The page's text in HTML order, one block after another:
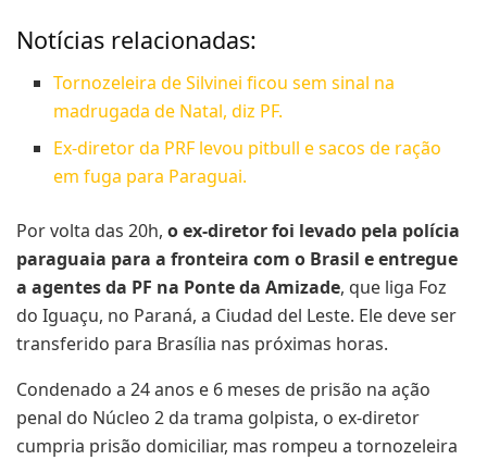
Notícias relacionadas:
Tornozeleira de Silvinei ficou sem sinal na
madrugada de Natal, diz PF.
Ex-diretor da PRF levou pitbull e sacos de ração
em fuga para Paraguai.
Por volta das 20h, o ex-diretor foi levado pela polícia
paraguaia para a fronteira com o Brasil e entregue
a agentes da PF na Ponte da Amizade, que liga Foz
do Iguaçu, no Paraná, a Ciudad del Leste. Ele deve ser
transferido para Brasília nas próximas horas.
Condenado a 24 anos e 6 meses de prisão na ação
penal do Núcleo 2 da trama golpista, o ex-diretor
cumpria prisão domiciliar, mas rompeu a tornozeleira